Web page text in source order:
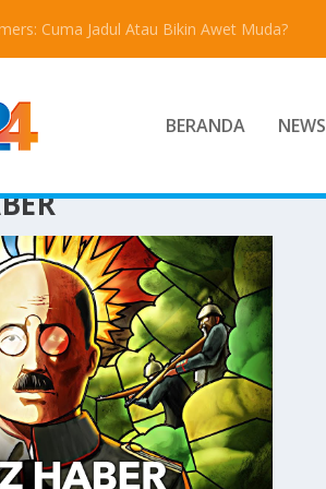
Cuma Jadul Atau Bikin Awet Muda?
BERANDA NEWS